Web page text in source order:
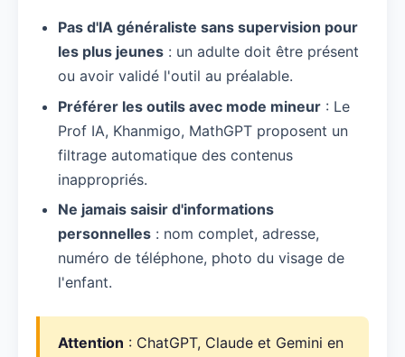
Pas d'IA généraliste sans supervision pour
les plus jeunes : un adulte doit être présent
ou avoir validé l'outil au préalable.
Préférer les outils avec mode mineur : Le
Prof IA, Khanmigo, MathGPT proposent un
filtrage automatique des contenus
inappropriés.
Ne jamais saisir d'informations
personnelles : nom complet, adresse,
numéro de téléphone, photo du visage de
l'enfant.
Attention : ChatGPT, Claude et Gemini en